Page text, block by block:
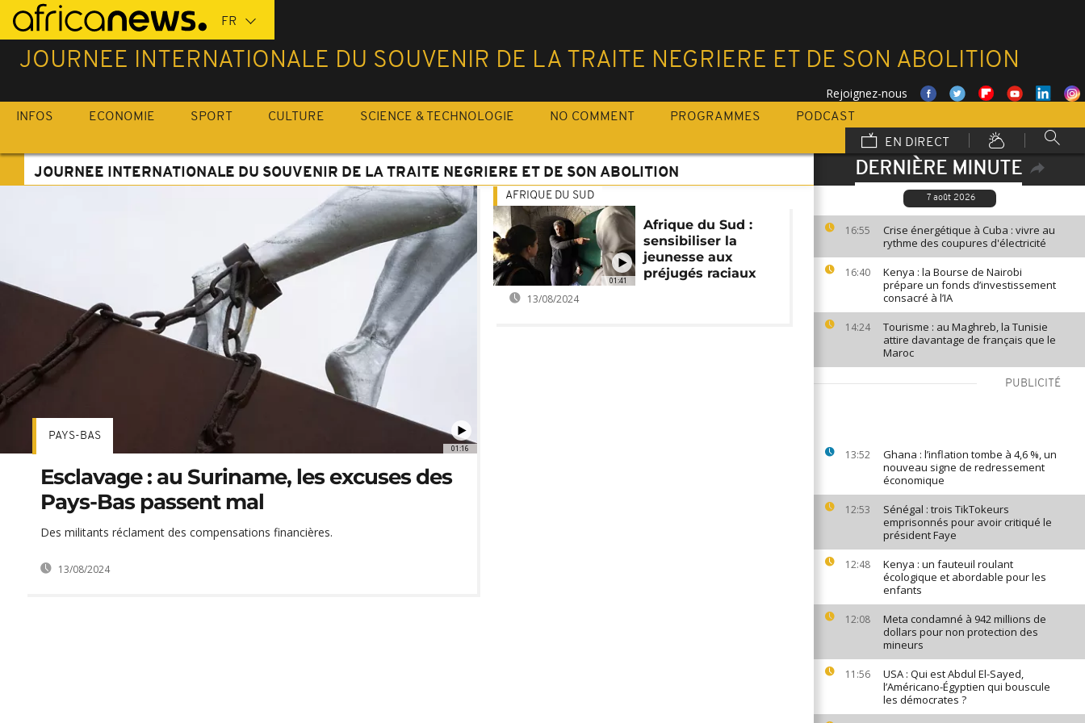
Passer
au
contenu
principal
JOURNEE INTERNATIONALE DU SOUVENIR DE LA TRAITE NEGRIERE ET DE SON ABOLITION
Rejoignez-nous
INFOS ECONOMIE SPORT CULTURE SCIENCE & TECHNOLOGIE NO COMMENT PROGRAMMES
PODCAST
EN DIRECT
DERNIÈRE MINUTE
7 août 2026
16:55
Crise énergétique à Cuba : vivre au
rythme des coupures d'électricité
16:40
Kenya : la Bourse de Nairobi
prépare un fonds d’investissement
consacré à l’IA
14:24
Tourisme : au Maghreb, la Tunisie
attire davantage de français que le
Maroc
PUBLICITÉ
13:52
Ghana : l’inflation tombe à 4,6 %, un
nouveau signe de redressement
économique
12:53
Sénégal : trois TikTokeurs
emprisonnés pour avoir critiqué le
président Faye
12:48
Kenya : un fauteuil roulant
écologique et abordable pour les
enfants
12:08
Meta condamné à 942 millions de
dollars pour non protection des
mineurs
11:56
USA : Qui est Abdul El-Sayed,
l’Américano-Égyptien qui bouscule
les démocrates ?
JOURNEE INTERNATIONALE DU SOUVENIR DE LA TRAITE NEGRIERE ET DE SON ABOLITION
01:16
PAYS-BAS
Esclavage : au Suriname, les excuses des
Pays-Bas passent mal
Des militants réclament des compensations financières.
13/08/2024
01:41
AFRIQUE DU SUD
Afrique du Sud :
sensibiliser la
jeunesse aux
préjugés raciaux
13/08/2024